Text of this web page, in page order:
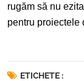
rugăm să nu
pentru proiectele
ETICHETE :